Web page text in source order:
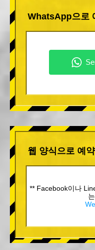
WhatsApp으로
웹 양식으로 예약
** Facebook이나